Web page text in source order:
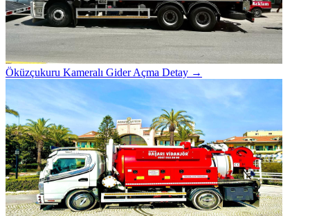
Öküzçukuru Kameralı Gider Açma Detay →